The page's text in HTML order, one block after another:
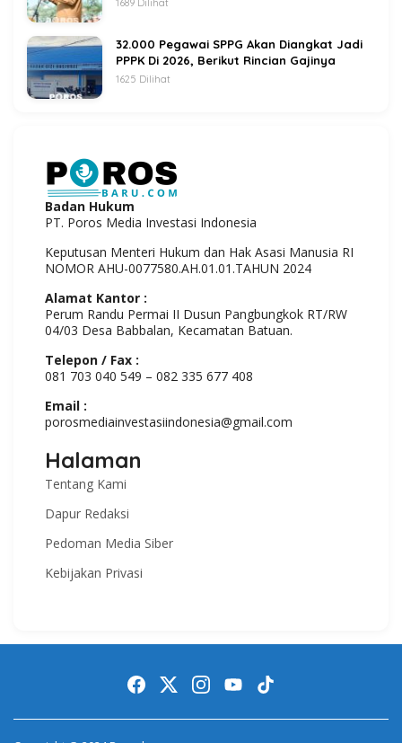
1689 Dilihat
32.000 Pegawai SPPG Akan Diangkat Jadi
PPPK Di 2026, Berikut Rincian Gajinya
1625 Dilihat
Badan Hukum
PT. Poros Media Investasi Indonesia
Keputusan Menteri Hukum dan Hak Asasi Manusia RI
NOMOR AHU-0077580.AH.01.01.TAHUN 2024
Alamat Kantor :
Perum Randu Permai II Dusun Pangbungkok RT/RW
04/03 Desa Babbalan, Kecamatan Batuan.
Telepon / Fax :
081 703 040 549 – 082 335 677 408
Email :
porosmediainvestasiindonesia@gmail.com
Halaman
Tentang Kami
Dapur Redaksi
Pedoman Media Siber
Kebijakan Privasi